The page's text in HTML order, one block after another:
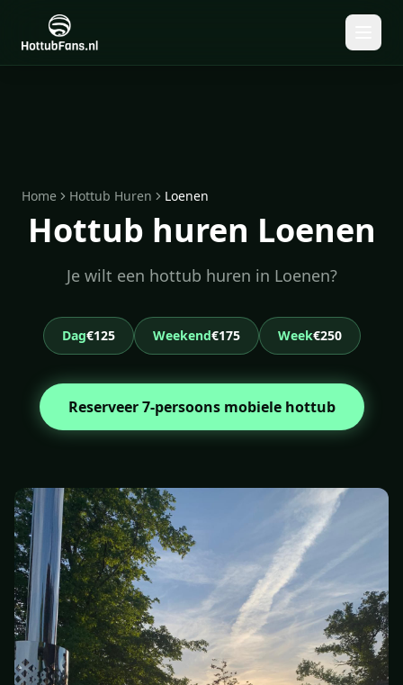
Home Hottub Huren Loenen
Hottub huren Loenen
Je wilt een hottub huren in Loenen?
Dag€125 Weekend€175 Week€250
Reserveer 7-persoons mobiele hottub